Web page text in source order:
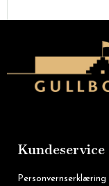
Kundeservice
Personvernserklæring